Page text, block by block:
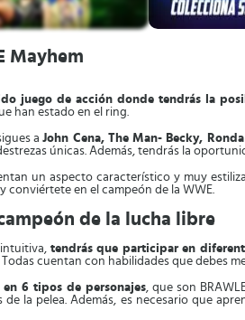
Mayhem
juego de acción donde tendrás la
han estado en el ring.
aJohn Cena, The Man- Becky,
únicas. Además, tendrás la
un aspecto característico y muy
conviértete en el campeón de la WWE.
de la lucha libre
tendrás que participar en
cuentan con habilidades que debes
en 6 tipos de personajes, que son
de la pelea. Además, es necesario que